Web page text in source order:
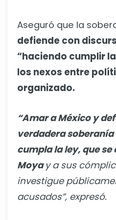
Aseguró que la
defiende con
“haciendo cumplir
los nexos entre
organizado.
“Amar a México y
verdadera soberanía
cumpla la ley, que se
Moyay a sus
investigue
acusados”, expresó.